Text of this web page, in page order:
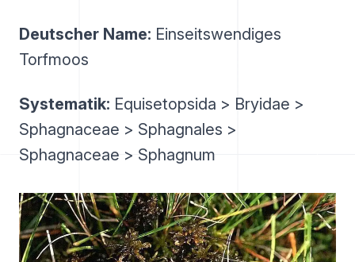
Deutscher Name: Einseitswendiges
Torfmoos
Systematik: Equisetopsida > Bryidae >
Sphagnaceae > Sphagnales >
Sphagnaceae > Sphagnum